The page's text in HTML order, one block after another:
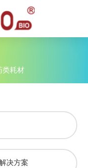
类耗材
决方案